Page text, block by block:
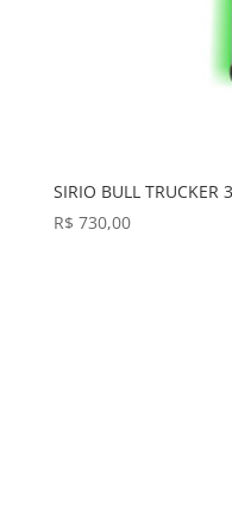
SIRIO BULL TRUCKER
R$ 730,00